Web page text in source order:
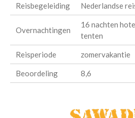
Reisbegeleiding Nederlandse
Overnachtingen
16 nachten
tenten
Reisperiode zomervakantie
Beoordeling 8,6